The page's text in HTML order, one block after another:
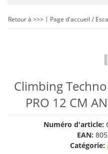
Retour à >>> Page d'accueil
Climbing
PRO 12 CM
Numéro d'article:
EAN:
Catégorie: